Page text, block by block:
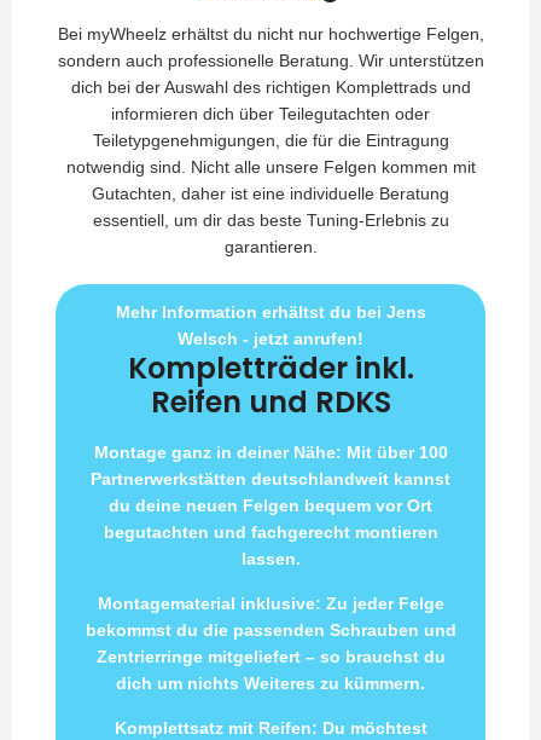
Bei myWheelz erhältst du nicht nur hochwertige Felgen,
sondern auch professionelle Beratung. Wir unterstützen
dich bei der Auswahl des richtigen Komplettrads und
informieren dich über Teilegutachten oder
Teiletypgenehmigungen, die für die Eintragung
notwendig sind. Nicht alle unsere Felgen kommen mit
Gutachten, daher ist eine individuelle Beratung
essentiell, um dir das beste Tuning-Erlebnis zu
garantieren.
Mehr Information erhältst du bei Jens
Welsch - jetzt anrufen!
Kompletträder inkl.
Reifen und RDKS
Montage ganz in deiner Nähe: Mit über 100
Partnerwerkstätten deutschlandweit kannst
du deine neuen Felgen bequem vor Ort
begutachten und fachgerecht montieren
lassen.
Montagematerial inklusive: Zu jeder Felge
bekommst du die passenden Schrauben und
Zentrierringe mitgeliefert – so brauchst du
dich um nichts Weiteres zu kümmern.
Komplettsatz mit Reifen: Du möchtest